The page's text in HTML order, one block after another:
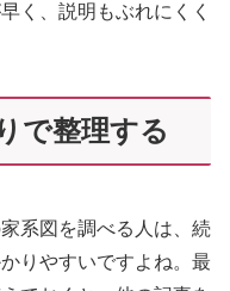
く、説明もぶれにくく
で整理する
系図を調べる人は、続
りやすいですよね。最